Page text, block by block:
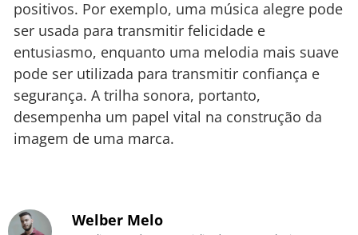
positivos. Por exemplo, uma música alegre pode
ser usada para transmitir felicidade e
entusiasmo, enquanto uma melodia mais suave
pode ser utilizada para transmitir confiança e
segurança. A trilha sonora, portanto,
desempenha um papel vital na construção da
imagem de uma marca.
Welber Melo